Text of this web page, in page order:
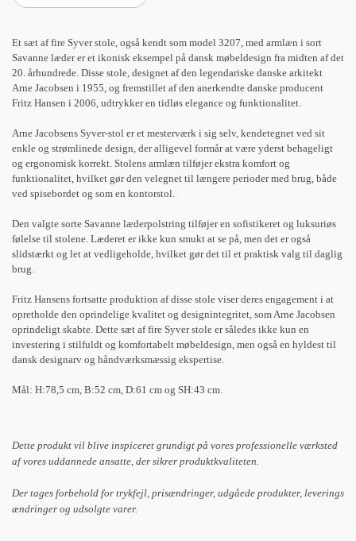
Et sæt af fire Syver stole, også kendt som model 3207, med armlæn i sort
Savanne læder er et ikonisk eksempel på dansk møbeldesign fra midten af det
20. århundrede. Disse stole, designet af den legendariske danske arkitekt
Arne Jacobsen i 1955, og fremstillet af den anerkendte danske producent
Fritz Hansen i 2006, udtrykker en tidløs elegance og funktionalitet.
Arne Jacobsens Syver-stol er et mesterværk i sig selv, kendetegnet ved sit
enkle og strømlinede design, der alligevel formår at være yderst behageligt
og ergonomisk korrekt. Stolens armlæn tilføjer ekstra komfort og
funktionalitet, hvilket gør den velegnet til længere perioder med brug, både
ved spisebordet og som en kontorstol.
Den valgte sorte Savanne læderpolstring tilføjer en sofistikeret og luksuriøs
følelse til stolene. Læderet er ikke kun smukt at se på, men det er også
slidstærkt og let at vedligeholde, hvilket gør det til et praktisk valg til daglig
brug.
Fritz Hansens fortsatte produktion af disse stole viser deres engagement i at
opretholde den oprindelige kvalitet og designintegritet, som Arne Jacobsen
oprindeligt skabte. Dette sæt af fire Syver stole er således ikke kun en
investering i stilfuldt og komfortabelt møbeldesign, men også en hyldest til
dansk designarv og håndværksmæssig ekspertise.
Mål: H:78,5 cm, B:52 cm, D:61 cm og SH:43 cm.
Dette produkt vil blive inspiceret grundigt på vores professionelle værksted
af vores uddannede ansatte, der sikrer produktkvaliteten.
Der tages forbehold for trykfejl, prisændringer, udgåede produkter, leverings
ændringer og udsolgte varer.